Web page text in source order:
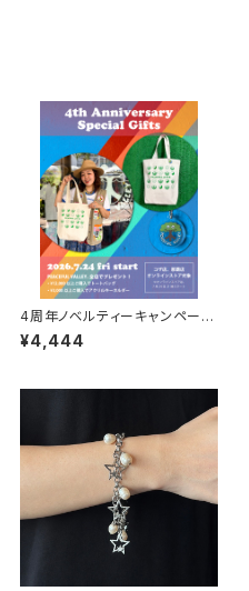
4周年ノベルティーキャンペーン
開催中！
¥4,444